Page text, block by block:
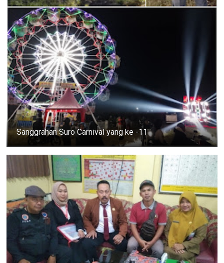
Sanggrahan Suro Carnival yang ke -11